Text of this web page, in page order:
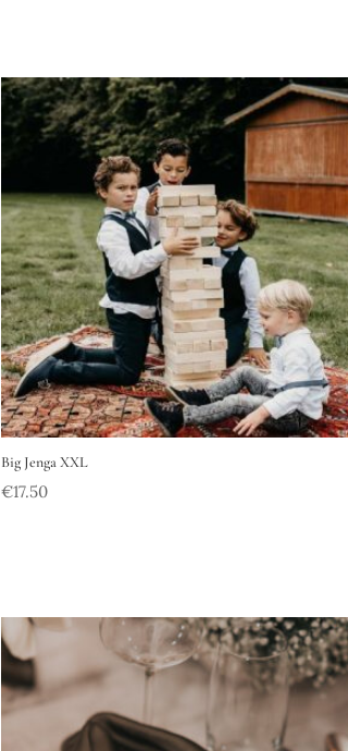
Big Jenga XXL
€17.50